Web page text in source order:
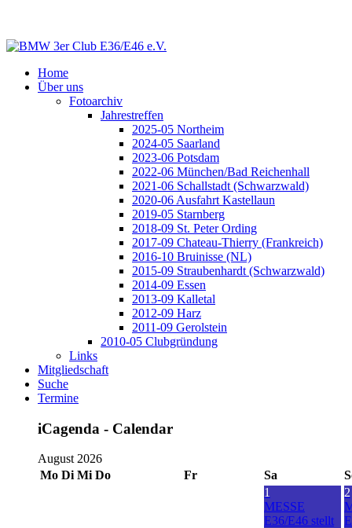
Home
Über uns
Fotoarchiv
Jahrestreffen
2025-05 Northeim
2024-05 Saarland
2023-06 Potsdam
2022-06 München/Bad Reichenhall
2021-06 Schallstadt (Schwarzwald)
2020-06 Ausfahrt Kastellaun
2019-05 Starnberg
2018-09 St. Peter Ording
2017-09 Chateau-Thierry (Frankreich)
2016-10 Bruinisse (NL)
2015-09 Straubenhardt (Schwarzwald)
2014-09 Essen
2013-09 Kalletal
2012-09 Harz
2011-09 Gerolstein
2010-05 Clubgründung
Links
Mitgliedschaft
Suche
Termine
iCagenda - Calendar
August 2026
Mo Di Mi Do Fr Sa
1
MESSE
E36/E46 stellt
2